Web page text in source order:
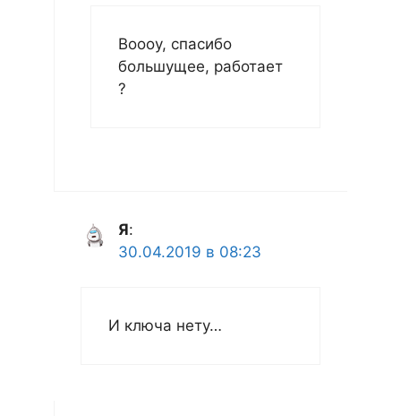
Воооу, спасибо
большущее, работает
?
Я:
30.04.2019 в 08:23
И ключа нету…